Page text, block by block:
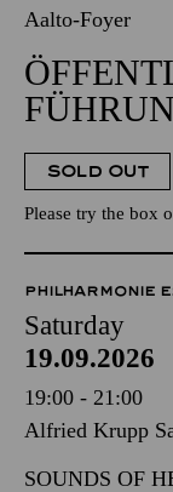
Aalto-Foyer
SOLD OUT
Please try the box
PHILHARMONIE
Saturday
19.09.2026
19:00 - 21:00
Alfried Krupp
SOUNDS OF